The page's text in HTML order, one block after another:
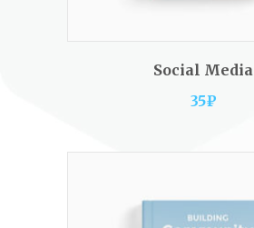
ADD TO CART
Social Media
35₽